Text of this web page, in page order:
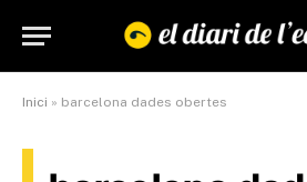
Inici » barcelona dades obertes